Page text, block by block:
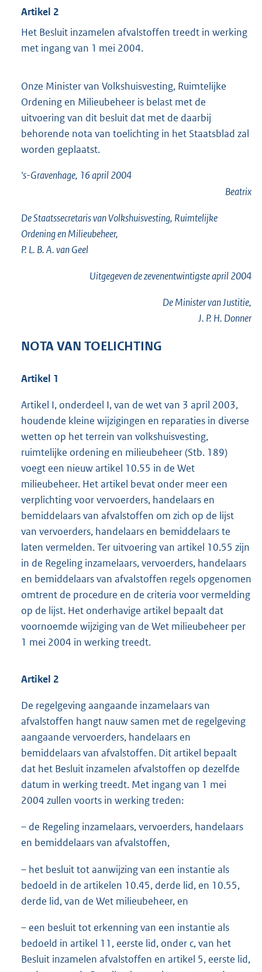
Artikel 2
Het Besluit inzamelen afvalstoffen treedt in werking
met ingang van 1 mei 2004.
Onze Minister van Volkshuisvesting, Ruimtelijke
Ordening en Milieubeheer is belast met de
uitvoering van dit besluit dat met de daarbij
behorende nota van toelichting in het Staatsblad zal
worden geplaatst.
's-Gravenhage, 16 april 2004
Beatrix
De Staatssecretaris van Volkshuisvesting, Ruimtelijke
Ordening en Milieubeheer,
P. L. B. A. van Geel
Uitgegeven dezevenentwintigsteapril 2004
De Minister van Justitie,
J. P. H. Donner
NOTA VAN TOELICHTING
Artikel 1
Artikel I, onderdeel I, van de wet van 3 april 2003,
houdende kleine wijzigingen en reparaties in diverse
wetten op het terrein van volkshuisvesting,
ruimtelijke ordening en milieubeheer (Stb. 189)
voegt een nieuw artikel 10.55 in de Wet
milieubeheer. Het artikel bevat onder meer een
verplichting voor vervoerders, handelaars en
bemiddelaars van afvalstoffen om zich op de lijst
van vervoerders, handelaars en bemiddelaars te
laten vermelden. Ter uitvoering van artikel 10.55 zijn
in de Regeling inzamelaars, vervoerders, handelaars
en bemiddelaars van afvalstoffen regels opgenomen
omtrent de procedure en de criteria voor vermelding
op de lijst. Het onderhavige artikel bepaalt dat
voornoemde wijziging van de Wet milieubeheer per
1 mei 2004 in werking treedt.
Artikel 2
De regelgeving aangaande inzamelaars van
afvalstoffen hangt nauw samen met de regelgeving
aangaande vervoerders, handelaars en
bemiddelaars van afvalstoffen. Dit artikel bepaalt
dat het Besluit inzamelen afvalstoffen op dezelfde
datum in werking treedt. Met ingang van 1 mei
2004 zullen voorts in werking treden:
– de Regeling inzamelaars, vervoerders, handelaars
en bemiddelaars van afvalstoffen,
– het besluit tot aanwijzing van een instantie als
bedoeld in de artikelen 10.45, derde lid, en 10.55,
derde lid, van de Wet milieubeheer, en
– een besluit tot erkenning van een instantie als
bedoeld in artikel 11, eerste lid, onder c, van het
Besluit inzamelen afvalstoffen en artikel 5, eerste lid,